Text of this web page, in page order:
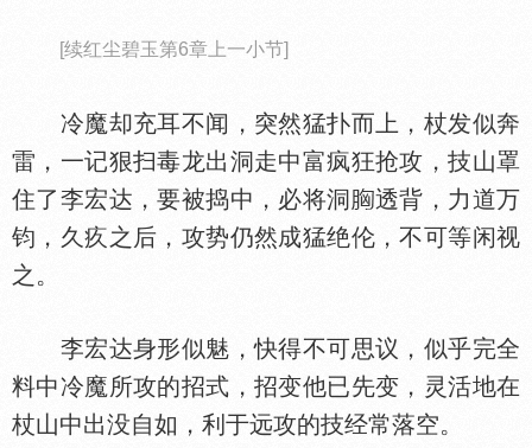
[续红尘碧玉第6章上一小节]
冷魔却充耳不闻，突然猛扑而上，杖发似奔
雷，一记狠扫毒龙出洞走中富疯狂抢攻，技山罩
住了李宏达，要被捣中，必将洞
透背，力道万
钧，久疚之后，攻势仍然成猛绝伦，不可等闲视
之。
李宏达身形似魅，快得不可思议，似乎完全
料中冷魔所攻的招式，招变他已先变，灵活地在
杖山中出没自如，利于远攻的技经常落空。